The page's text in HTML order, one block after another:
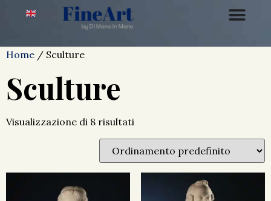
Home / Sculture
Sculture
Visualizzazione di 8 risultati